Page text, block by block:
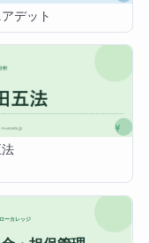
デット